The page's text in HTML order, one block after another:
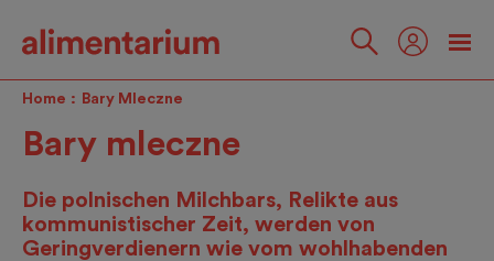
content
Folgen
Sie
uns
Home Bary Mleczne
Bary mleczne
Die polnischen Milchbars, Relikte aus
kommunistischer Zeit, werden von
Geringverdienern wie vom wohlhabenden